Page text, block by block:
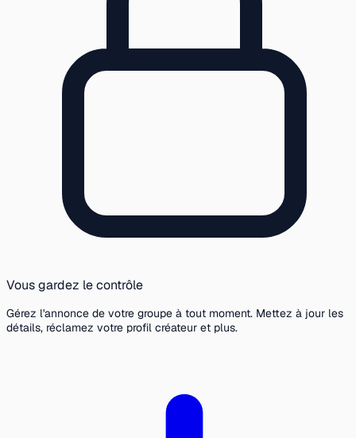
Vous gardez le contrôle
Gérez l'annonce de votre groupe à tout moment. Mettez à jour les
détails, réclamez votre profil créateur et plus.